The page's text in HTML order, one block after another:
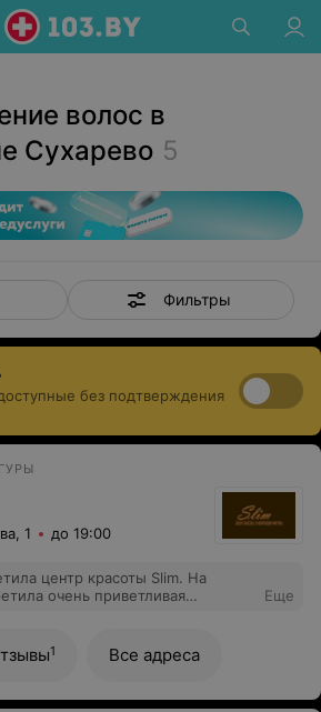
волос в
Сухарево 5
Фильтры
без подтверждения
1 до 19:00
центр красоты Slim. На
очень приветливая
Анастасия очень
массаж, дала несколько
после одного сеанса я
уменьшились зажимы в
Еще
1 Все адреса